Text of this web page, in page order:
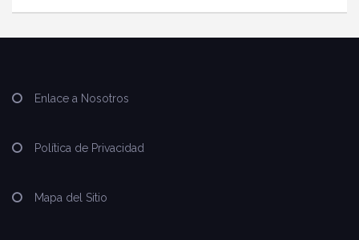
Enlace a Nosotros
Política de Privacidad
Mapa del Sitio